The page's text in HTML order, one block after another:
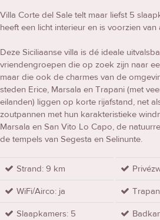
Villa Corte del Sale telt maar liefst 5
heeft een licht interieur en is voorzien
Deze Siciliaanse villa is dé ideale
vriendengroepen die op zoek zijn naar
maar die ook de charmes van de
steden Erice, Marsala en Trapani (met
eilanden) liggen op korte rijafstand, net
zoutpannen met hun karakteristieke
Marsala en San Vito Lo Capo, de
de tempels van Segesta en Selinunte.
Strand: 9 km
WiFi/Airco: ja
Slaapkamers: 5